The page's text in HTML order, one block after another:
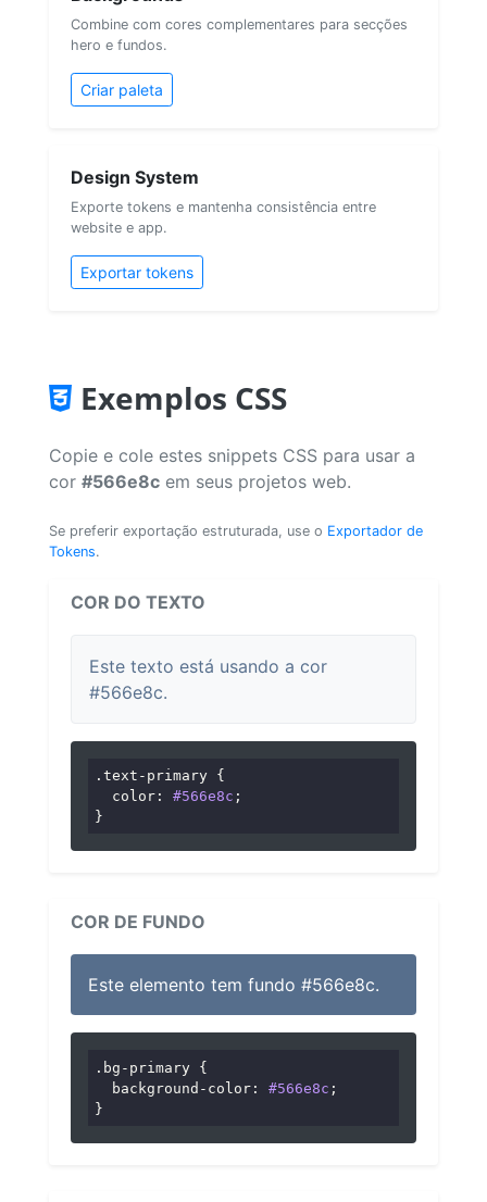
Combine com cores complementares para secções
hero e fundos.
Criar paleta
Design System
Exporte tokens e mantenha consistência entre
website e app.
Exportar tokens
Exemplos CSS
Copie e cole estes snippets CSS para usar a
cor #566e8c em seus projetos web.
Se preferir exportação estruturada, use o Exportador de
Tokens.
COR DO TEXTO
Este texto está usando a cor
#566e8c.
.text-primary {
color : #566e8c ;
}
COR DE FUNDO
Este elemento tem fundo #566e8c.
.bg-primary {
background-color : #566e8c ;
}